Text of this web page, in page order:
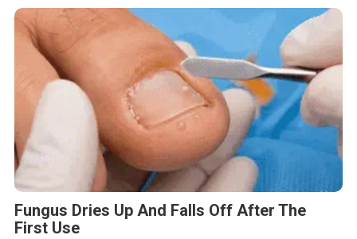
Fungus Dries Up And Falls Off After The
First Use